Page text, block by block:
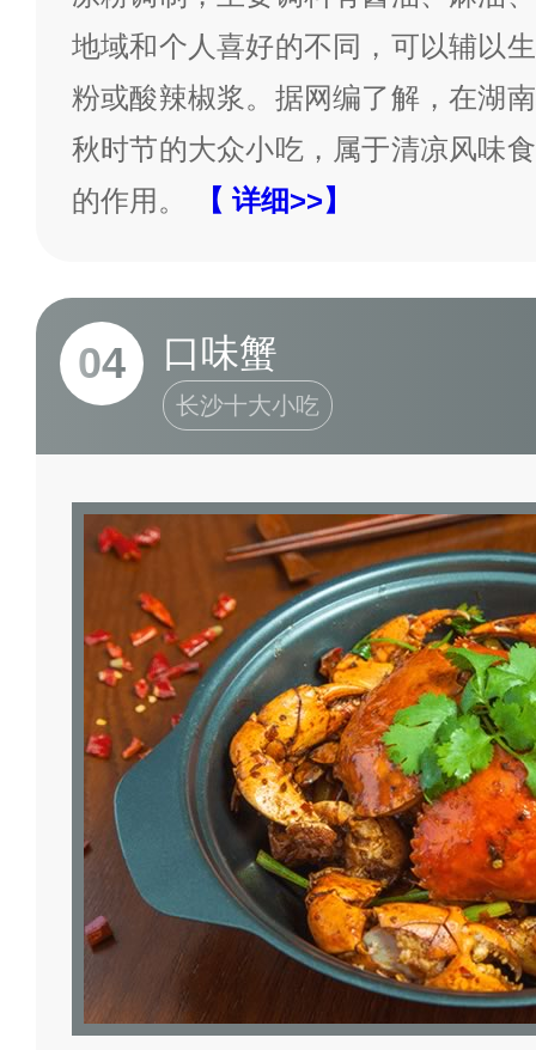
地域和个人喜好的不同，可以辅以
粉或酸辣椒浆。据网编了解，在湖
秋时节的大众小吃，属于清凉风味
的作用。
【 详细>>】
04 口味蟹
长沙十大小吃